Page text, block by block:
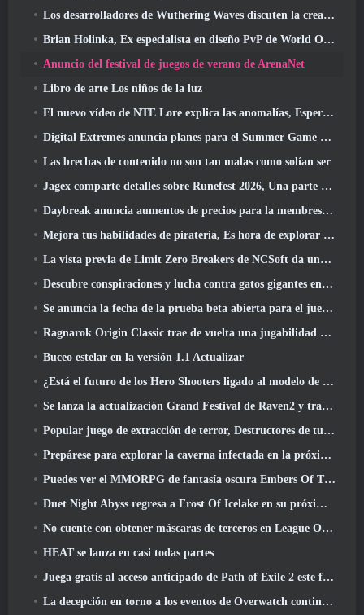
Los desarrolladores de Wuthering Waves discuten la creación de la secuencia de batalla Lahai-Roi Mech
Brian Holinka, Ex especialista en diseño PvP de World Of Warcraft, Se une al equipo MMO de League Of Legends
Anuncio del festival de juegos de verano de ArenaNet
Libro de arte Los niños de la luz
El nuevo vídeo de NTE Lore explica las anomalías, Esperar, Y cómo una organización "secreta" lo rastrea todo
Digital Extremes anuncia planes para el Summer Game Fest
Las brechas de contenido no son tan malas como solían ser
Jagex comparte detalles sobre Runefest 2026, Una parte de la celebración del 25 aniversario de RuneScape IP
Daybreak anuncia aumentos de precios para la membresía VIP de Lord Of The Rings Online
Mejora tus habilidades de piratería, Es hora de explorar Night City en Wuthering Waves
La vista previa de Limit Zero Breakers de NCSoft da una idea de qué esperar de la próxima prueba del prólogo
Descubre conspiraciones y lucha contra gatos gigantes en tu tiempo de inactividad en la última actualización de Where Winds Meet
Se anuncia la fecha de la prueba beta abierta para el juego Dark Fantasy Extraction, Cazador de la niebla
Ragnarok Origin Classic trae de vuelta una jugabilidad MMORPG justa y CBT abre en junio 4
Buceo estelar en la versión 1.1 Actualizar
¿Está el futuro de los Hero Shooters ligado al modelo de servicio en vivo F2P??
Se lanza la actualización Grand Festival de Raven2 y trae consigo la nueva clase Warlord
Popular juego de extracción de terror, Destructores de tumbas, Lanzamientos en Occidente
Prepárese para explorar la caverna infectada en la próxima actualización de Eterspire
Puedes ver el MMORPG de fantasía oscura Embers Of The Uncrown de Nexon durante el Steam Next Fest
Duet Night Abyss regresa a Frost Of Icelake en su próxima actualización Steampunk
No cuente con obtener máscaras de terceros en League Of Legends
HEAT se lanza en casi todas partes
Juega gratis al acceso anticipado de Path of Exile 2 este fin de semana
La decepción en torno a los eventos de Overwatch continúa 10 Año Aniversario